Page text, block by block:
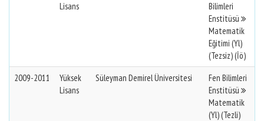
Lisans
Bilimleri
Enstitüsü
Matematik
Eğitimi (Yl)
(Tezsiz) (İö)
2009-2011
Yüksek
Lisans
Süleyman Demirel Üniversitesi
Fen Bilimleri
Enstitüsü
Matematik
(Yl) (Tezli)